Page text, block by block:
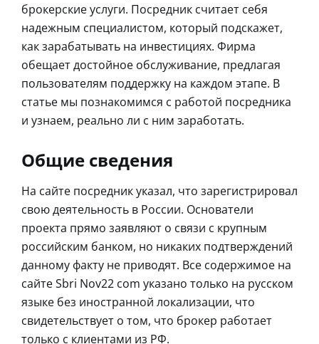
брокерские услуги. Посредник считает себя
надежным специалистом, который подскажет,
как зарабатывать на инвестициях. Фирма
обещает достойное обслуживание, предлагая
пользователям поддержку на каждом этапе. В
статье мы познакомимся с работой посредника
и узнаем, реально ли с ним заработать.
Общие сведения
На сайте посредник указал, что зарегистрировал
свою деятельность в России. Основатели
проекта прямо заявляют о связи с крупным
российским банком, но никаких подтверждений
данному факту не приводят. Все содержимое на
сайте Sbri Nov22 com указано только на русском
языке без иностранной локализации, что
свидетельствует о том, что брокер работает
только с клиентами из РФ.